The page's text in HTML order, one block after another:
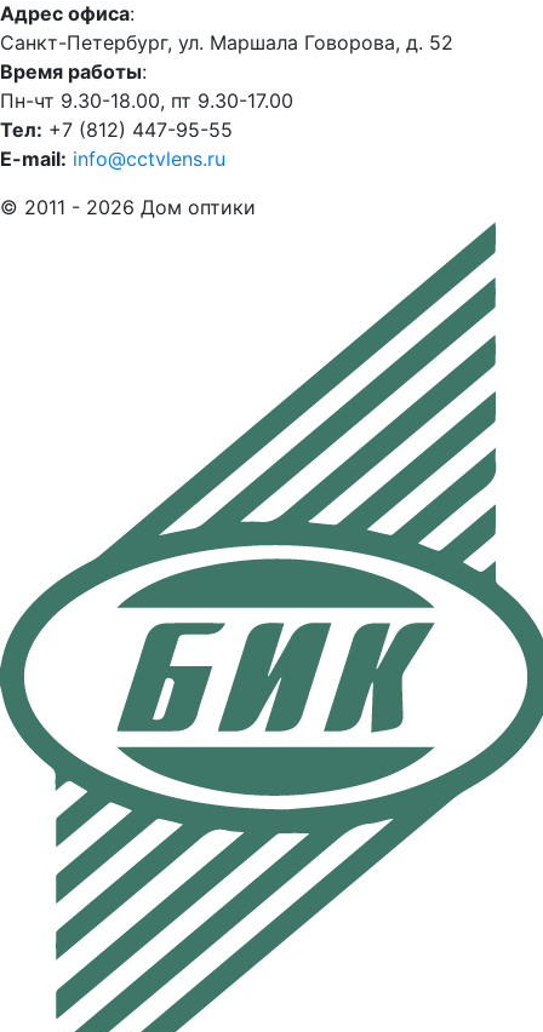
Адрес офиса:
Санкт-Петербург, ул. Маршала Говорова, д. 52
Время работы:
Пн-чт 9.30-18.00, пт 9.30-17.00
Тел: +7 (812) 447-95-55
E-mail: info@cctvlens.ru
© 2011 - 2026 Дом оптики